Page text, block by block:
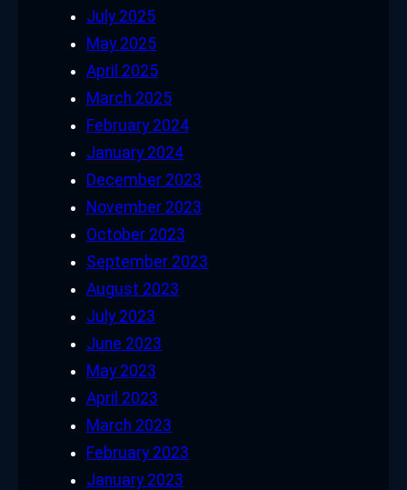
July 2025
May 2025
April 2025
March 2025
February 2024
January 2024
December 2023
November 2023
October 2023
September 2023
August 2023
July 2023
June 2023
May 2023
April 2023
March 2023
February 2023
January 2023